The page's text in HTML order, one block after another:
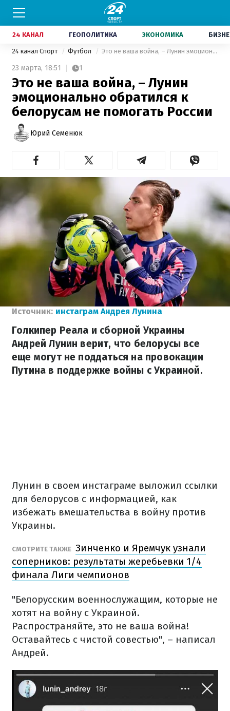
24 КАНАЛ ГЕОПОЛИТИКА ЭКОНОМИКА
24 канал Спорт Футбол Это не ваша война, – Лунин эмоционально обратился к белорусам не помогать России
23 марта, 18:51 1
Это не ваша война, – Лунин
эмоционально обратился к
белорусам не помогать России
Юрий Семенюк
Источник: инстаграм Андрея Лунина
Голкипер Реала и сборной Украины
Андрей Лунин верит, что белорусы все
еще могут не поддаться на провокации
Путина в поддержке войны с Украиной.
Лунин в своем инстаграме выложил ссылки
для белорусов с информацией, как
избежать вмешательства в войну против
Украины.
СМОТРИТЕ ТАКЖЕ Зинченко и Яремчук узнали
соперников: результаты жеребьевки 1/4
финала Лиги чемпионов
"Белорусским военнослужащим, которые не
хотят на войну с Украиной.
Распространяйте, это не ваша война!
Оставайтесь с чистой совестью", – написал
Андрей.